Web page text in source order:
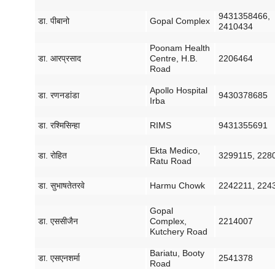
डा. पीबानो Gopal Complex
9431358466,
2410434
डा. आरप्रसाद
Poonam Health
Centre, H.B.
Road
2206464
डा. रणनडांडा
Apollo Hospital
Irba
9430378685
डा. रश्मिसिन्हा RIMS 9431355691
डा. रोहित
Ekta Medico,
Ratu Road
3299115,
डा. सुभाषतेतरवे Harmu Chowk 2242211,
डा. एससीजैन
Gopal
Complex,
Kutchery Road
2214007
डा. एसएनशर्मा
Bariatu, Booty
Road
2541378